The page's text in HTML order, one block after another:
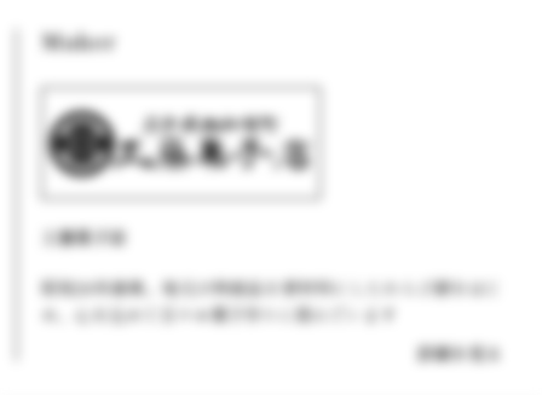
Maker
工藤菓子店
昭和26年創業。地元の特産品を原材料にしたわらび餅をはじ
め、心を込めて日々お菓子作りに励んでいます
詳細を見る